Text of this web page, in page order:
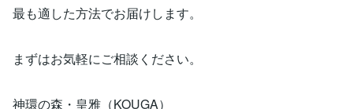
最も適した方法でお届けします。
まずはお気軽にご相談ください。
神環の森・皇雅（KOUGA）